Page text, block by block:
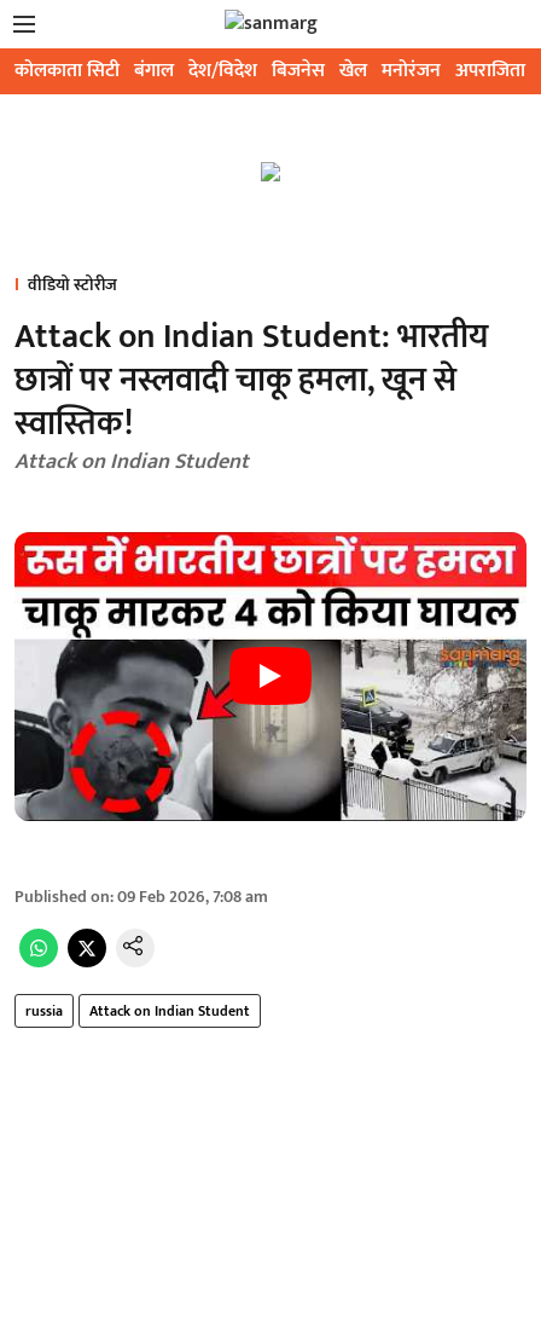
कोलकाता सिटी बंगाल देश/विदेश बिजनेस खेल मनोरंजन अपराजिता
वीडियो स्टोरीज
Attack on Indian Student: भारतीय
छात्रों पर नस्लवादी चाकू हमला, खून से
स्वास्तिक!
Attack on Indian Student
Published on:09 Feb 2026, 7:08 am
russia Attack on Indian Student